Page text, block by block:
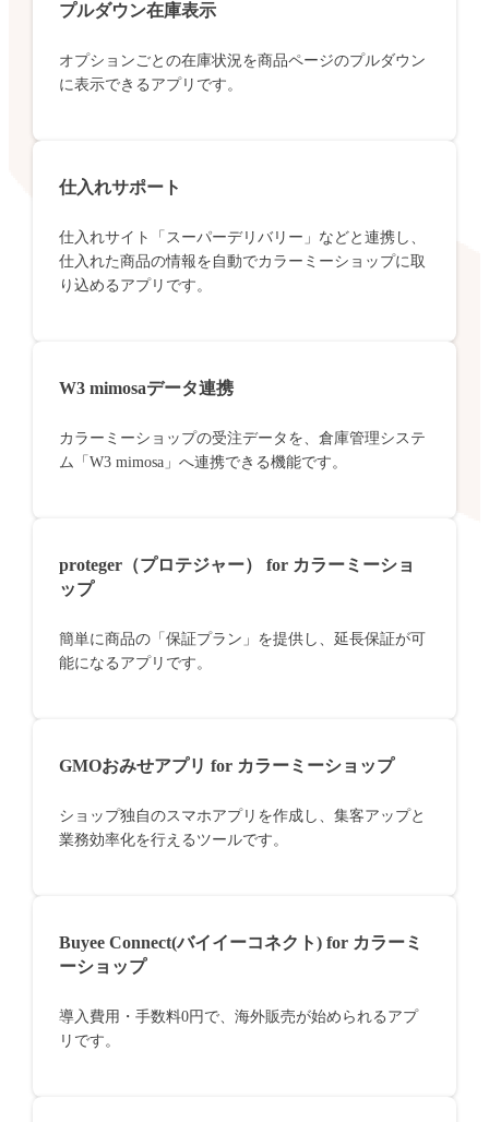
プルダウン在庫表示
オプションごとの在庫状況を商品ページのプルダウン
に表示できるアプリです。
仕入れサポート
仕入れサイト「スーパーデリバリー」などと連携し、
仕入れた商品の情報を自動でカラーミーショップに取
り込めるアプリです。
W3 mimosaデータ連携
カラーミーショップの受注データを、倉庫管理システ
ム「W3 mimosa」へ連携できる機能です。
proteger（プロテジャー） for カラーミーショ
ップ
簡単に商品の「保証プラン」を提供し、延長保証が可
能になるアプリです。
GMOおみせアプリ for カラーミーショップ
ショップ独自のスマホアプリを作成し、集客アップと
業務効率化を行えるツールです。
Buyee Connect(バイイーコネクト) for カラーミ
ーショップ
導入費用・手数料0円で、海外販売が始められるアプ
リです。